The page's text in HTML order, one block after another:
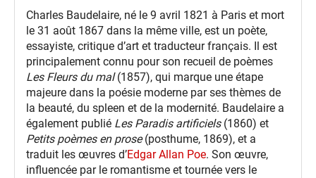
Charles Baudelaire, né le 9 avril 1821 à Paris et mort
le 31 août 1867 dans la même ville, est un poète,
essayiste, critique d’art et traducteur français. Il est
principalement connu pour son recueil de poèmes
Les Fleurs du mal(1857), qui marque une étape
majeure dans la poésie moderne par ses thèmes de
la beauté, du spleen et de la modernité. Baudelaire a
également publié Les Paradis artificiels(1860) et
Petits poèmes en prose(posthume, 1869), et a
traduit les œuvres d’Edgar Allan Poe. Son œuvre,
influencée par le romantisme et tournée vers le